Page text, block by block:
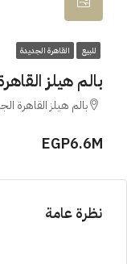
للبيع القاهرة الجديدة
بالم هيلز
بالم هيلز القاهرة
EGP6.6M
نظرة عامة